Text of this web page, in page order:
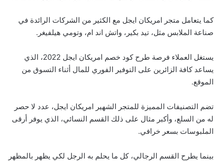
كما يتعامل متجر امريكان ايجل مع الكثير من الشركات الرائدة في
صناعة الملابس مثل، تيد بكير، واتش اند ام، وتومي هيلفيغر.
يستغل العملاء فرصة طرح كود خصم امريكان ايجل 2022، الذي
يساعد كافة الزائرين على التوفير الفوري للمال أثناء التسوق من
الموقع.
تضم التصنيفات المميزة للمتجر الشهير امريكان ايجل، عدد لا حصر
له من السلع، وأكبر مثال على ذلك القسم النسائي، الذي يوفر أرقى
الملبوسات بسعر خرافي.
بينما يطرح القسم الرجالي، كل ما يحلم به الرجل لكي يظهر بالمظهر